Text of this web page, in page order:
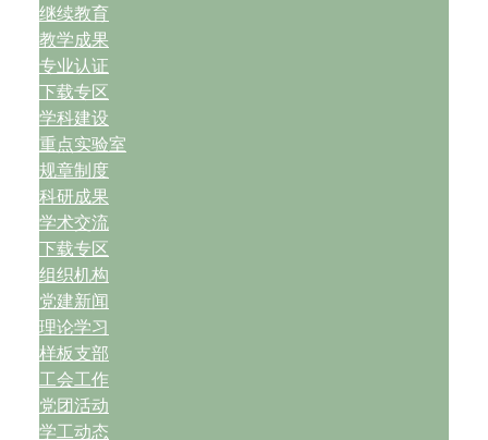
继续教育
教学成果
专业认证
下载专区
学科建设
重点实验室
规章制度
科研成果
学术交流
下载专区
组织机构
党建新闻
理论学习
样板支部
工会工作
党团活动
学工动态